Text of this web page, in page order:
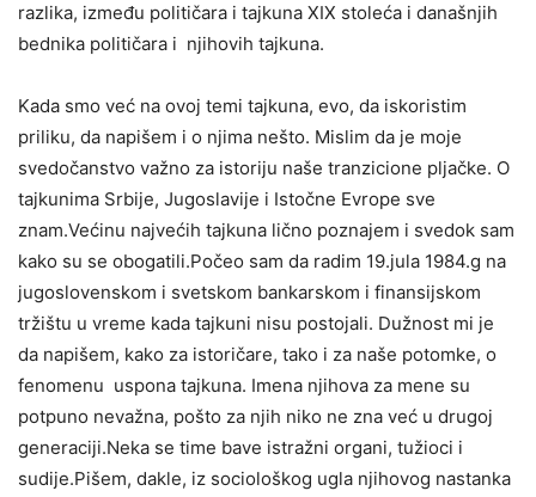
razlika, između političara i tajkuna XIX stoleća i današnjih
bednika političara i njihovih tajkuna.
Kada smo već na ovoj temi tajkuna, evo, da iskoristim
priliku, da napišem i o njima nešto. Mislim da je moje
svedočanstvo važno za istoriju naše tranzicione pljačke. O
tajkunima Srbije, Jugoslavije i Istočne Evrope sve
znam.Većinu najvećih tajkuna lično poznajem i svedok sam
kako su se obogatili.Počeo sam da radim 19.jula 1984.g na
jugoslovenskom i svetskom bankarskom i finansijskom
tržištu u vreme kada tajkuni nisu postojali. Dužnost mi je
da napišem, kako za istoričare, tako i za naše potomke, o
fenomenu uspona tajkuna. Imena njihova za mene su
potpuno nevažna, pošto za njih niko ne zna već u drugoj
generaciji.Neka se time bave istražni organi, tužioci i
sudije.Pišem, dakle, iz sociološkog ugla njihovog nastanka